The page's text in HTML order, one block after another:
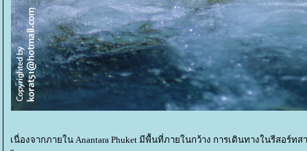
เนื่องจากภายใน Anantara Phuket มีพื้นที่ภายในกว้าง การเดินทางในรีสอร์